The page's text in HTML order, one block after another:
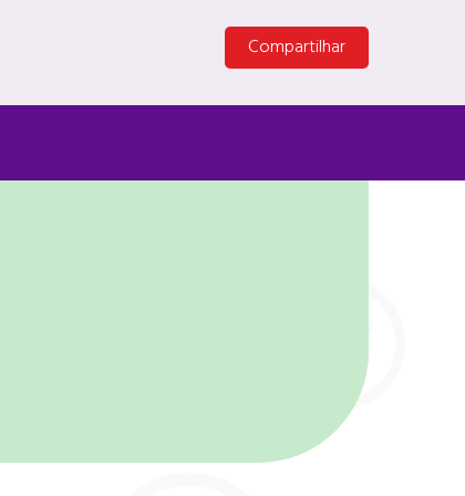
Compartilhar